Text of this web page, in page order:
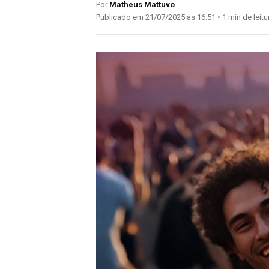
Por Matheus Mattuvo
Publicado em 21/07/2025 às 16:51 • 1 min de